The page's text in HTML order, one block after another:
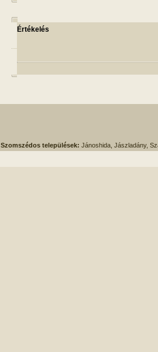
Értékelés
Szomszédos települések: Jánoshida, Jászladány,